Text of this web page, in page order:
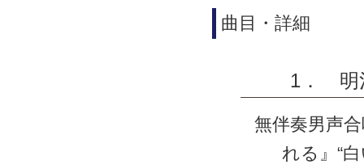
曲目・詳細
1． 明
無伴奏男声
れる』“